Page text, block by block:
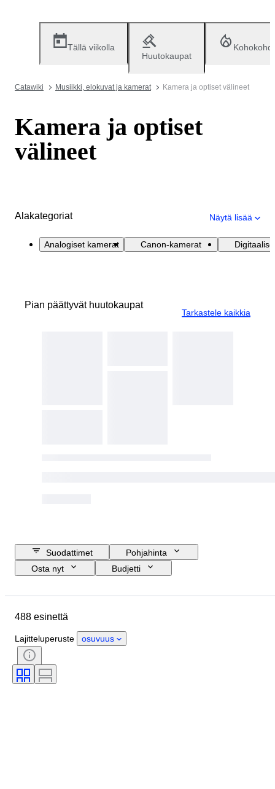
Tällä viikolla
Huutokaupat
Catawiki Musiikki, elokuvat ja kamerat Kamera ja optiset välineet
Kamera ja optiset
välineet
Alakategoriat Näytä lisää
Analogiset kamerat Canon-kamerat
Pian päättyvät huutokaupat
Tarkastele kaikkia
Suodattimet
Pohjahinta
Osta nyt
Budjetti
Materiaali
Tyylisuuntaus
Tekniikka
Allekirjoitus
Sidonta
Objektiivin kiinnitys
488 esinettä
Lajitteluperuste osuvuus